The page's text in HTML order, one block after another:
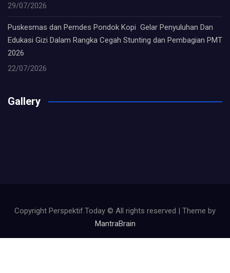
29/07/2026
Puskesmas dan Pemdes Pondok Kopi Gelar Penyuluhan Dan
Edukasi Gizi Dalam Rangka Cegah Stunting dan Pembagian PMT
2026
22/07/2026
Gallery
Copyright Perspektif.Today © All rights reserved | Theme by
MantraBrain